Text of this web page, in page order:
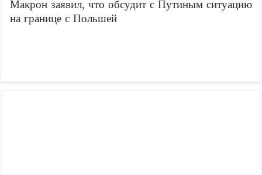
Макрон заявил, что обсудит с Путиным ситуацию
на границе с Польшей